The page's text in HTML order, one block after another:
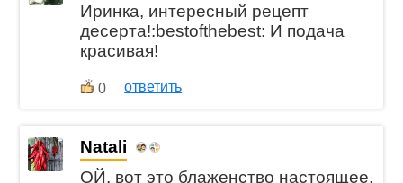
Иринка, интересный рецепт
десерта!:bestofthebest: И подача
красивая!
0 ответить
Natali
ОЙ, вот это блаженство настоящее,